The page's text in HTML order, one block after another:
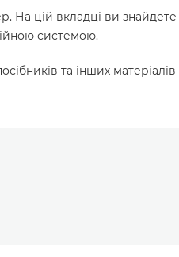
На цій вкладці ви
системою.
та інших